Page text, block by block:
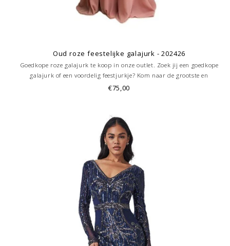
Oud roze feestelijke galajurk - 202426
Goedkope roze galajurk te koop in onze outlet. Zoek jij een goedkope
galajurk of een voordelig feestjurkje? Kom naar de grootste en
goedkoopste galajurken outlet in de regio Amersfoort. Altijd voordelig!
€75,00